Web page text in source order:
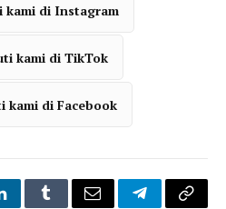
kami di Instagram
kami di TikTok
kami di Facebook